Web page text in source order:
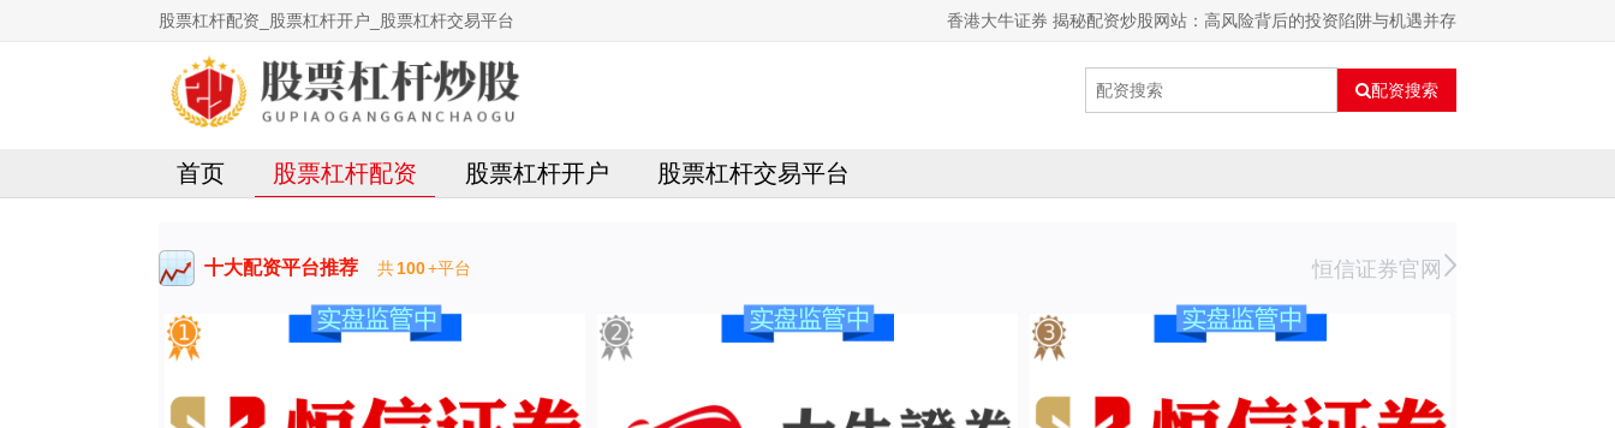
股票杠杆配资_股票杠杆开户_股票杠杆交易平台 香港大牛证券 揭秘配资炒股网站：高风险背后的投资陷阱与机遇并存
配资搜索
首页 股票杠杆配资 股票杠杆开户 股票杠杆交易平台
十大配资平台推荐 共100+平台 恒信证券官网